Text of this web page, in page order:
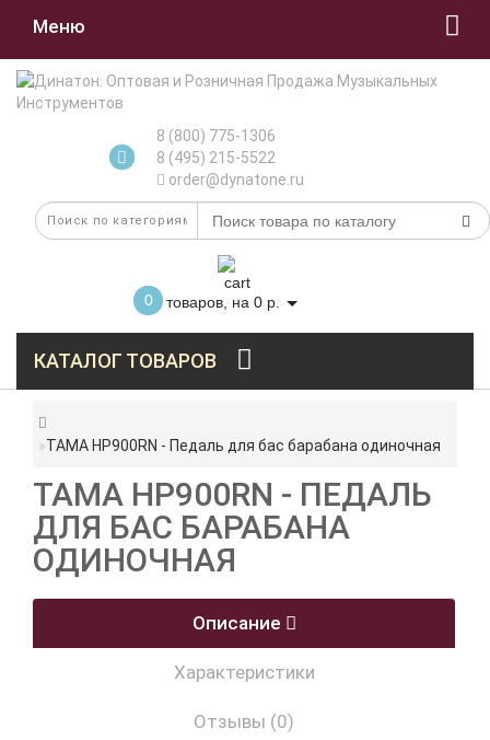
Меню
8 (800) 775-1306
8 (495) 215-5522
order@dynatone.ru
0 товаров, на 0 р.
КАТАЛОГ ТОВАРОВ
TAMA HP900RN - Педаль для бас барабана одиночная
TAMA HP900RN - ПЕДАЛЬ
ДЛЯ БАС БАРАБАНА
ОДИНОЧНАЯ
Описание
Характеристики
Отзывы (0)